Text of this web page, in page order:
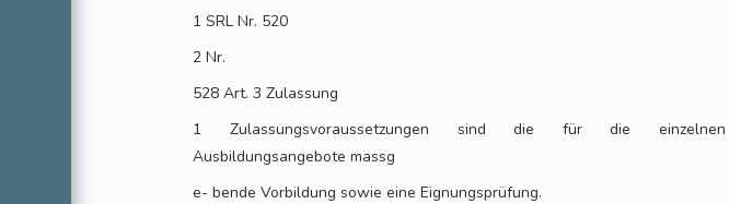
1 SRL Nr. 520
2 Nr.
528 Art. 3 Zulassung
1 Zulassungsvoraussetzungen sind die für die einzelnen
Ausbildungsangebote massg
e- bende Vorbildung sowie eine Eignungsprüfung.